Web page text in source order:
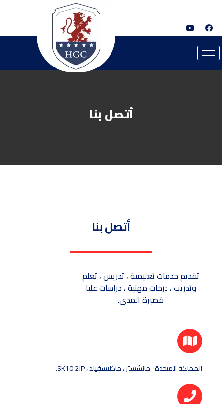
أتصل بنا
أتصل بنا
تقديم خدمات تعليمية ، تدريس ، تعلم
وتدريب ، درجات مهنية ، دراسات عليا
قصيرة المدى.
المملكة المتحدة- مانشستر ، ماكليسفيلد ، SK10 2JP.